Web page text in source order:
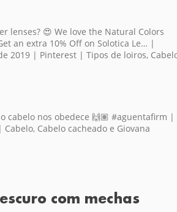
com mechas